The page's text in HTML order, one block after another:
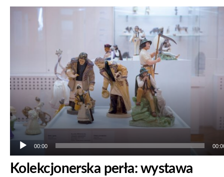
Odtwarzacz
00:00
Kolekcjonerska perła: wystawa